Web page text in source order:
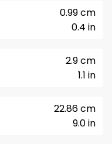
0.4 in
0.99 cm
1.1 in
2.9 cm
9.0 in
22.86 cm